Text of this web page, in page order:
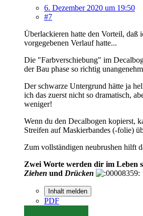
6. Dezember 2020 um 19:50
#7
Überlackieren hatte den Vorteil, daß
vorgegebenen Verlauf hatte...
Die "Farbverschiebung" im
der Bau phase so richtig
Der schwarze Untergrund hätte ja
ich das zuerst nicht so dramatisch,
weniger!
Wenn du den Decalbogen kopierst,
Streifen auf Maskierbandes (-folie)
Zum vollständigen neubrushen hilft
Zwei Worte werden dir im Leben
Ziehen und Drücken
Inhalt melden
PDF